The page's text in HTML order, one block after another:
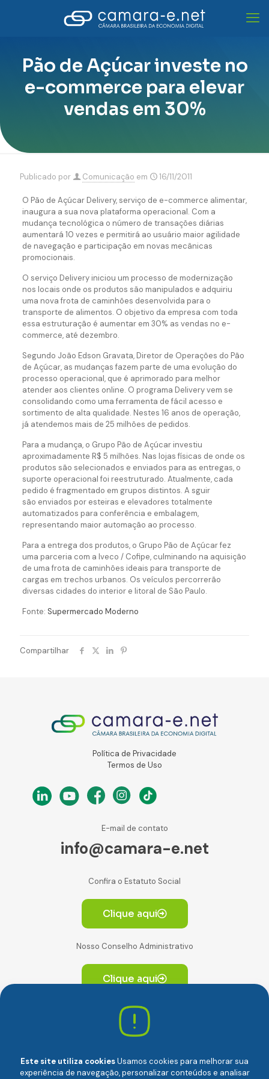
Pão de Açúcar investe no
e-commerce para elevar
vendas em 30%
Publicado por Comunicação em 16/11/2011
O Pão de Açúcar Delivery, serviço de e-commerce alimentar,
inaugura a sua nova plataforma operacional. Com a
mudança tecnológica o número de transações diárias
aumentará 10 vezes e permitirá ao usuário maior agilidade
de navegação e participação em novas mecânicas
promocionais.
O serviço Delivery iniciou um processo de modernização
nos locais onde os produtos são manipulados e adquiriu
uma nova frota de caminhões desenvolvida para o
transporte de alimentos. O objetivo da empresa com toda
essa estruturação é aumentar em 30% as vendas no e-
commerce, até dezembro.
Segundo João Edson Gravata, Diretor de Operações do Pão
de Açúcar, as mudanças fazem parte de uma evolução do
processo operacional, que é aprimorado para melhor
atender aos clientes online. O programa Delivery vem se
consolidando como uma ferramenta de fácil acesso e
sortimento de alta qualidade. Nestes 16 anos de operação,
já atendemos mais de 25 milhões de pedidos.
Para a mudança, o Grupo Pão de Açúcar investiu
aproximadamente R$ 5 milhões. Nas lojas físicas de onde os
produtos são selecionados e enviados para as entregas, o
suporte operacional foi reestruturado. Atualmente, cada
pedido é fragmentado em grupos distintos. A sguir
são enviados por esteiras e elevadores totalmente
automatizados para conferência e embalagem,
representando maior automação ao processo.
Para a entrega dos produtos, o Grupo Pão de Açúcar fez
uma parceria com a Iveco / Cofipe, culminando na aquisição
de uma frota de caminhões ideais para transporte de
cargas em trechos urbanos. Os veículos percorrerão
diversas cidades do interior e litoral de São Paulo.
Fonte: Supermercado Moderno
Compartilhar
Política de Privacidade
Termos de Uso
E-mail de contato
info@camara-e.net
Confira o Estatuto Social
Clique aqui
Nosso Conselho Administrativo
Clique aqui
Av. Paulista, 2064. Conjunto 14, (Edifício Paulista) -
CEP 01310-928 Consolação – São Paulo/SP
Este site utiliza cookiesUsamos cookies para melhorar sua
experiência de navegação, personalizar conteúdos e analisar